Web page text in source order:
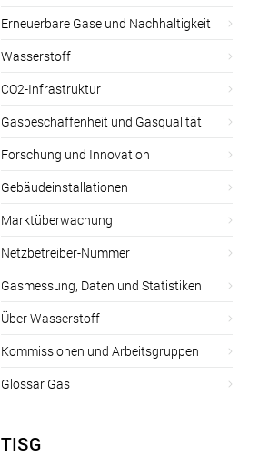
Erneuerbare Gase und Nachhaltigkeit
Wasserstoff
CO2-Infrastruktur
Gasbeschaffenheit und Gasqualität
Forschung und Innovation
Gebäudeinstallationen
Marktüberwachung
Netzbetreiber-Nummer
Gasmessung, Daten und Statistiken
Über Wasserstoff
Kommissionen und Arbeitsgruppen
Glossar Gas
TISG